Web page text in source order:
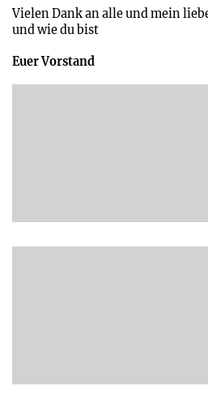
Vielen Dank an alle und mein
und wie du bist
Euer Vorstand